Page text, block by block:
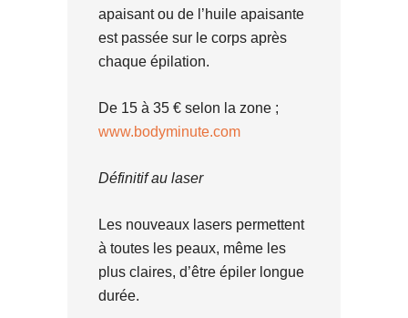
apaisant ou de l’huile apaisante
est passée sur le corps après
chaque épilation.
De 15 à 35 € selon la zone ;
www.bodyminute.com
Définitif au laser
Les nouveaux lasers permettent
à toutes les peaux, même les
plus claires, d’être épiler longue
durée.